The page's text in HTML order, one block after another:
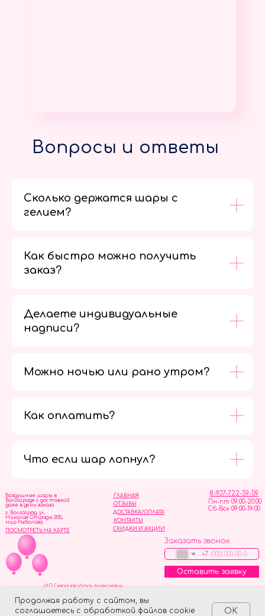
Продолжая работу с сайтом, вы
соглашаетесь с обработкой файлов cookie
OK
Вопросы и ответы
Сколько держатся шары с
гелием?
Как быстро можно получить
заказ?
Делаете индивидуальные
надписи?
Можно ночью или рано утром?
Как оплатить?
Что если шар лопнул?
ОТЗЫВЫ
ГЛАВНАЯ
ДОСТАВКА/ОПЛАТА
СКИДКИ И АКЦИИ
КОНТАКТЫ
8-937-722-59-59
Пн-пт 09:00-20:00
Сб-Вск 09:00-19:00
Воздушные шары в
Волгограде с доставкой
даже в день заказа
Заказать звонок
+7
Оставить заявку
г. Волгоград, ул.
Николая Отрады 20Б,
мир Рыболова
ПОСМОТРЕТЬ НА КАРТЕ
ИП Скворцов Игорь Алексеевич